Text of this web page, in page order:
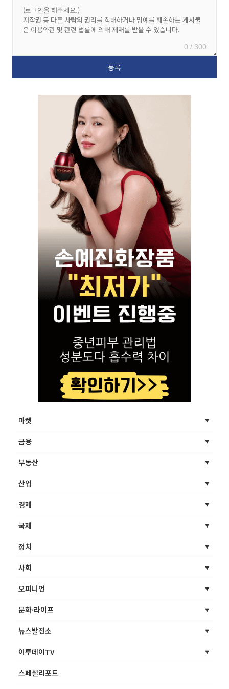
0 / 300
마켓
금융
부동산
산업
경제
국제
정치
사회
오피니언
문화·라이프
뉴스발전소
이투데이TV
스페셜리포트